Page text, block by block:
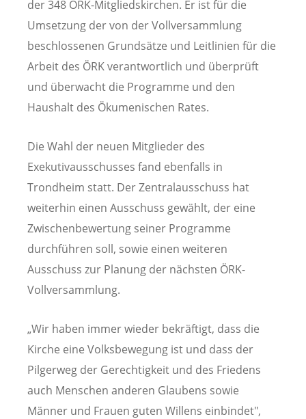
der 348 ÖRK-Mitgliedskirchen. Er ist für die
Umsetzung der von der Vollversammlung
beschlossenen Grundsätze und Leitlinien für die
Arbeit des ÖRK verantwortlich und überprüft
und überwacht die Programme und den
Haushalt des Ökumenischen Rates.
Die Wahl der neuen Mitglieder des
Exekutivausschusses fand ebenfalls in
Trondheim statt. Der Zentralausschuss hat
weiterhin einen Ausschuss gewählt, der eine
Zwischenbewertung seiner Programme
durchführen soll, sowie einen weiteren
Ausschuss zur Planung der nächsten ÖRK-
Vollversammlung.
„Wir haben immer wieder bekräftigt, dass die
Kirche eine Volksbewegung ist und dass der
Pilgerweg der Gerechtigkeit und des Friedens
auch Menschen anderen Glaubens sowie
Männer und Frauen guten Willens einbindet",